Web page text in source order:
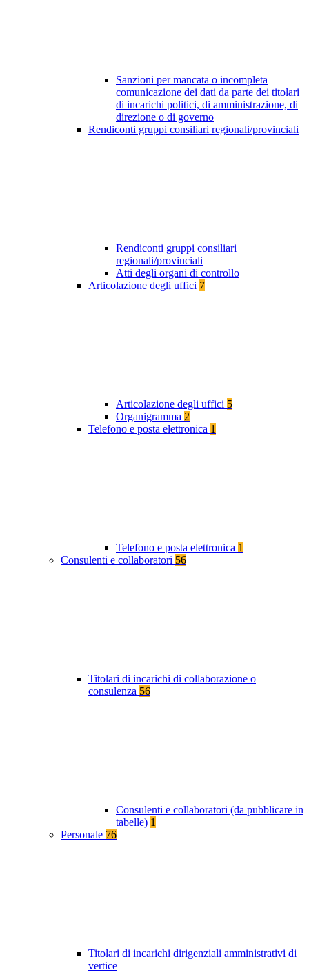
Sanzioni per mancata o incompleta
comunicazione dei dati da parte dei titolari
di incarichi politici, di amministrazione, di
direzione o di governo
Rendiconti gruppi consiliari regionali/provinciali
Rendiconti gruppi consiliari
regionali/provinciali
Atti degli organi di controllo
Articolazione degli uffici 7
Articolazione degli uffici 5
Organigramma 2
Telefono e posta elettronica 1
Telefono e posta elettronica 1
Consulenti e collaboratori 56
Titolari di incarichi di collaborazione o
consulenza 56
Consulenti e collaboratori (da pubblicare in
tabelle) 1
Personale 76
Titolari di incarichi dirigenziali amministrativi di
vertice